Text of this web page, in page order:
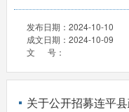
发布日期： 2024-10-10
成文日期： 2024-10-09
文 号：
关于公开招募连平